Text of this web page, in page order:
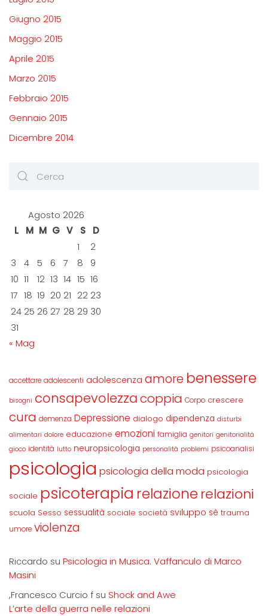
Giugno 2015
Maggio 2015
Aprile 2015
Marzo 2015
Febbraio 2015
Gennaio 2015
Dicembre 2014
Agosto 2026
L
M M G V S
D
1
2
3
4 5 6 7 8
9
10 11 12 13 14 15 16
17 18 19 20 21 22 23
24 25 26 27 28 29 30
31
« Mag
accettare adolescenti adolescenza amore benessere
bisogni consapevolezzacoppia Corpo crescere
cura demenza Depressione dialogo dipendenza disturbi
alimentari dolore educazione emozioni famiglia genitori genitorialità
gioco identità lutto neuropsicologia personalità problemi psicoanalisi
psicologia psicologia della moda psicologia
sociale psicoterapia relazione relazioni
scuola Sesso sessualità sociale società sviluppo sè trauma
umore violenza
Riccardo su Psicologia in Musica. Vaffanculo di Marco
Masini
,Francesco Curcio f su Shock and Awe
L’arte della guerra nelle relazioni